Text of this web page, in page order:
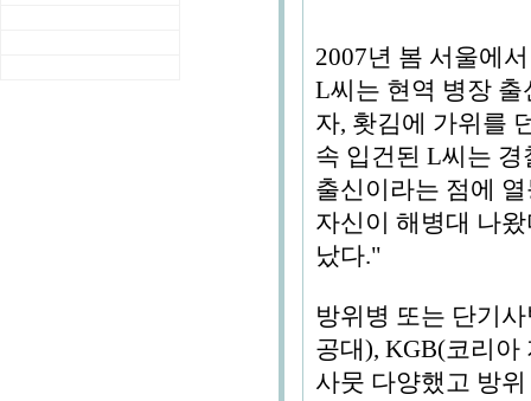
2007년 봄 서울에
L씨는 현역 병장 출
자, 홧김에 가위를
속 입건된 L씨는
출신이라는 점에
자신이 해병대 나
났다."
방위병 또는 단기
공대), KGB(코리아
사뭇 다양했고 방